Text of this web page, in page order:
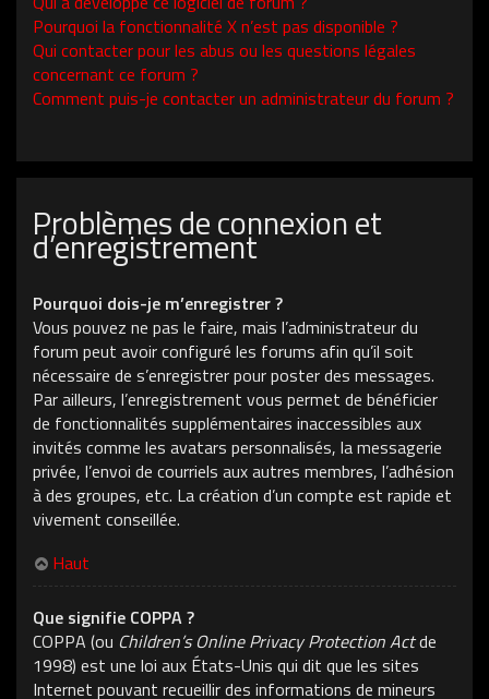
Pourquoi la fonctionnalité X n’est pas disponible ?
Qui contacter pour les abus ou les questions légales
concernant ce forum ?
Comment puis-je contacter un administrateur du forum ?
Problèmes de connexion et
d’enregistrement
Pourquoi dois-je m’enregistrer ?
Vous pouvez ne pas le faire, mais l’administrateur du
forum peut avoir configuré les forums afin qu’il soit
nécessaire de s’enregistrer pour poster des messages.
Par ailleurs, l’enregistrement vous permet de bénéficier
de fonctionnalités supplémentaires inaccessibles aux
invités comme les avatars personnalisés, la messagerie
privée, l’envoi de courriels aux autres membres, l’adhésion
à des groupes, etc. La création d’un compte est rapide et
vivement conseillée.
Haut
Que signifie COPPA ?
COPPA (ou Children’s Online Privacy Protection Actde
1998) est une loi aux États-Unis qui dit que les sites
Internet pouvant recueillir des informations de mineurs